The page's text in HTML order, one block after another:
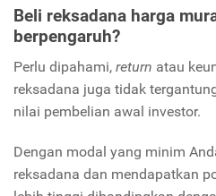
Beli reksadana harga
berpengaruh?
Perlu dipahami, return atau
reksadana juga tidak
nilai pembelian awal investor.
Dengan modal yang minim
reksadana dan mendapatkan